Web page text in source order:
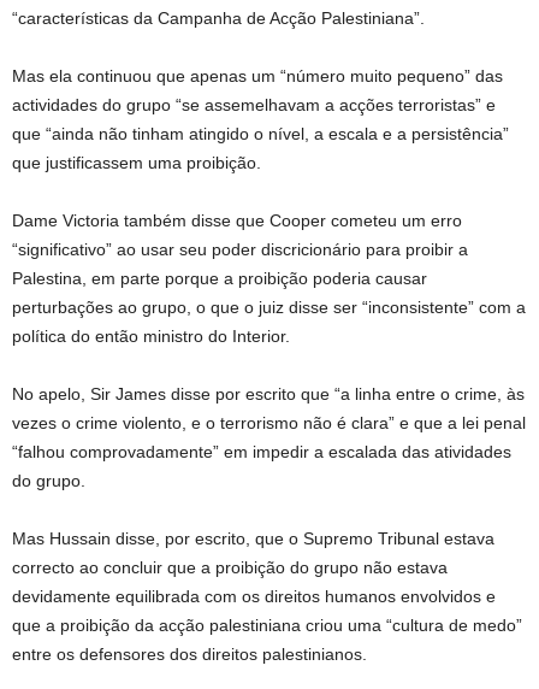
“características da Campanha de Acção Palestiniana”.
Mas ela continuou que apenas um “número muito pequeno” das
actividades do grupo “se assemelhavam a acções terroristas” e
que “ainda não tinham atingido o nível, a escala e a persistência”
que justificassem uma proibição.
Dame Victoria também disse que Cooper cometeu um erro
“significativo” ao usar seu poder discricionário para proibir a
Palestina, em parte porque a proibição poderia causar
perturbações ao grupo, o que o juiz disse ser “inconsistente” com a
política do então ministro do Interior.
No apelo, Sir James disse por escrito que “a linha entre o crime, às
vezes o crime violento, e o terrorismo não é clara” e que a lei penal
“falhou comprovadamente” em impedir a escalada das atividades
do grupo.
Mas Hussain disse, por escrito, que o Supremo Tribunal estava
correcto ao concluir que a proibição do grupo não estava
devidamente equilibrada com os direitos humanos envolvidos e
que a proibição da acção palestiniana criou uma “cultura de medo”
entre os defensores dos direitos palestinianos.